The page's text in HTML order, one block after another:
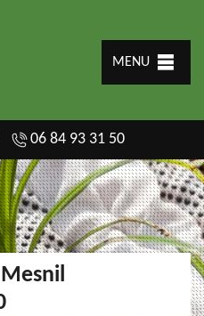
MENU
06 84 93 31 50